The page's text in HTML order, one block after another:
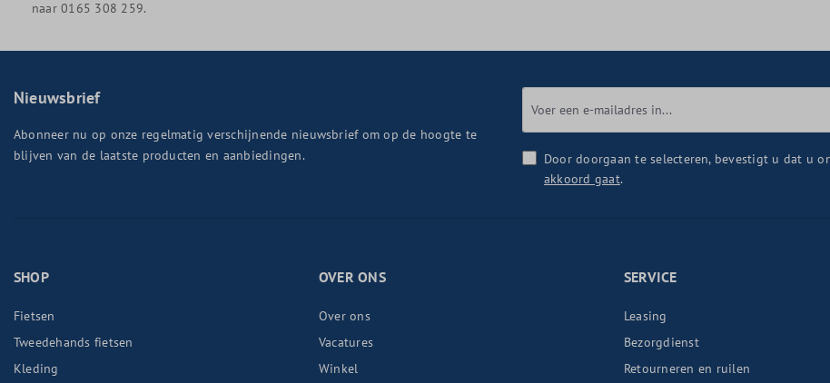
naar 0165 308 259.
Nieuwsbrief
Abonneer nu op onze regelmatig verschijnende nieuwsbrief om op de hoogte te
blijven van de laatste producten en aanbiedingen.
Door doorgaan te selecteren, bevestigt u dat u
akkoord gaat.
SHOP
Fietsen
Tweedehands fietsen
Kleding
OVER ONS
Over ons
Vacatures
Winkel
SERVICE
Leasing
Bezorgdienst
Retourneren en ruilen